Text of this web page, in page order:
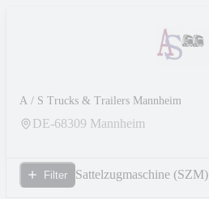
A / S Trucks & Trailers Mannheim
DE-68309 Mannheim
Filter Sattelzugmaschine (SZM)